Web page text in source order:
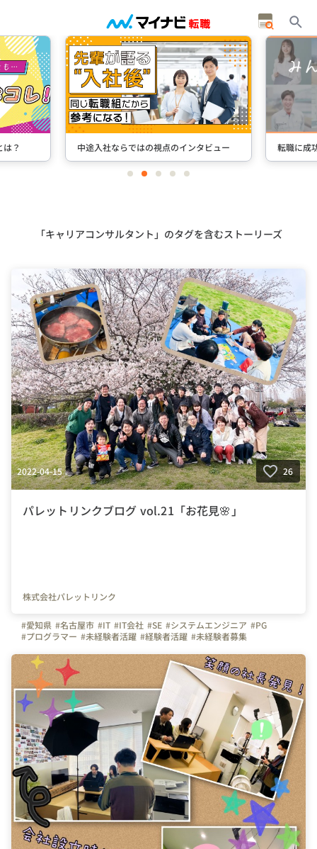
？ 中途入社ならではの視点のインタビュー 転職に成
itemitemitemitemitem
「キャリアコンサルタント」のタグを含むストーリーズ
2022-04-15 26
パレットリンクブログ vol.21「お花見🌸」
株式会社パレットリンク
#愛知県 #名古屋市 #IT #IT会社 #SE #システムエンジニア #PG
#プログラマー #未経験者活躍 #経験者活躍 #未経験者募集
#テレワーク
#在宅勤務 #イベント #🌸 #お花見 #日常
#キャリアコンサルタント
#きゃりぽ #繋がりを大切に
#色とりどりの未来をITで #パレットリンク #パレットリンクブログ